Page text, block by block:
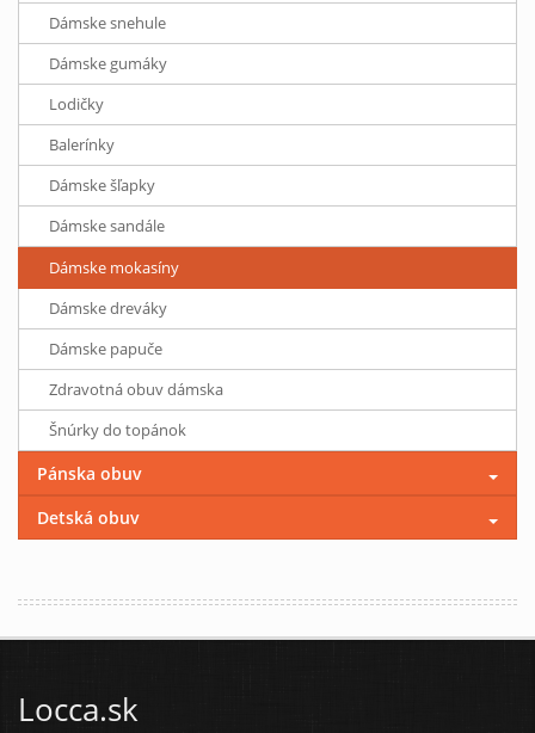
Dámske snehule
Dámske gumáky
Lodičky
Balerínky
Dámske šľapky
Dámske sandále
Dámske mokasíny
Dámske dreváky
Dámske papuče
Zdravotná obuv dámska
Šnúrky do topánok
Pánska obuv
Detská obuv
Locca.sk